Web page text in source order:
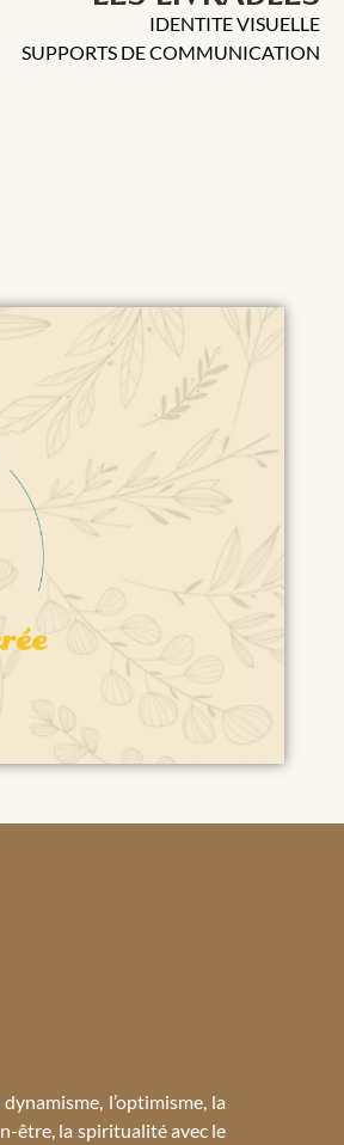
IDENTITE VISUELLE
SUPPORTS DE COMMUNICATION
l’optimisme, la
être, la spiritualité avec le